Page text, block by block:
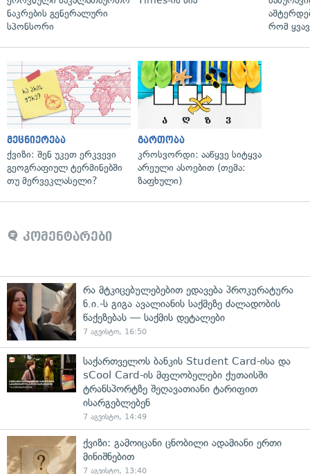
ნაკრების გენერალური
სპონსორი
რომ
მეცნიერება
ქვიზი: შენ უკეთ ერკვევი
გეოგრაფიულ ტერმინებში
თუ მერვეკლასელი?
გართობა
კროსვორდი: ააწყვე სიტყვა
არეული ასოებით (თემა:
ზაფხული)
კომენტარები
რა მტკიცებულებებით ედავება პროკურატურა
ნ.ი.-ს გიგა ავალიანის საქმეზე ძალადობის
წაქეზებას — საქმის დეტალები
7 აგვისტო, 16:50
საქართველოს ბანკის Student Card-ისა და
sCool Card-ის მფლობელები ქუთაისში
ტრანსპორტზე შეღავათიანი ტარიფით
ისარგებლებენ
7 აგვისტო, 14:49
ქვიზი: გამოიცანი ცნობილი ადამიანი ერთი
მინიშნებით
7 აგვისტო, 13:40